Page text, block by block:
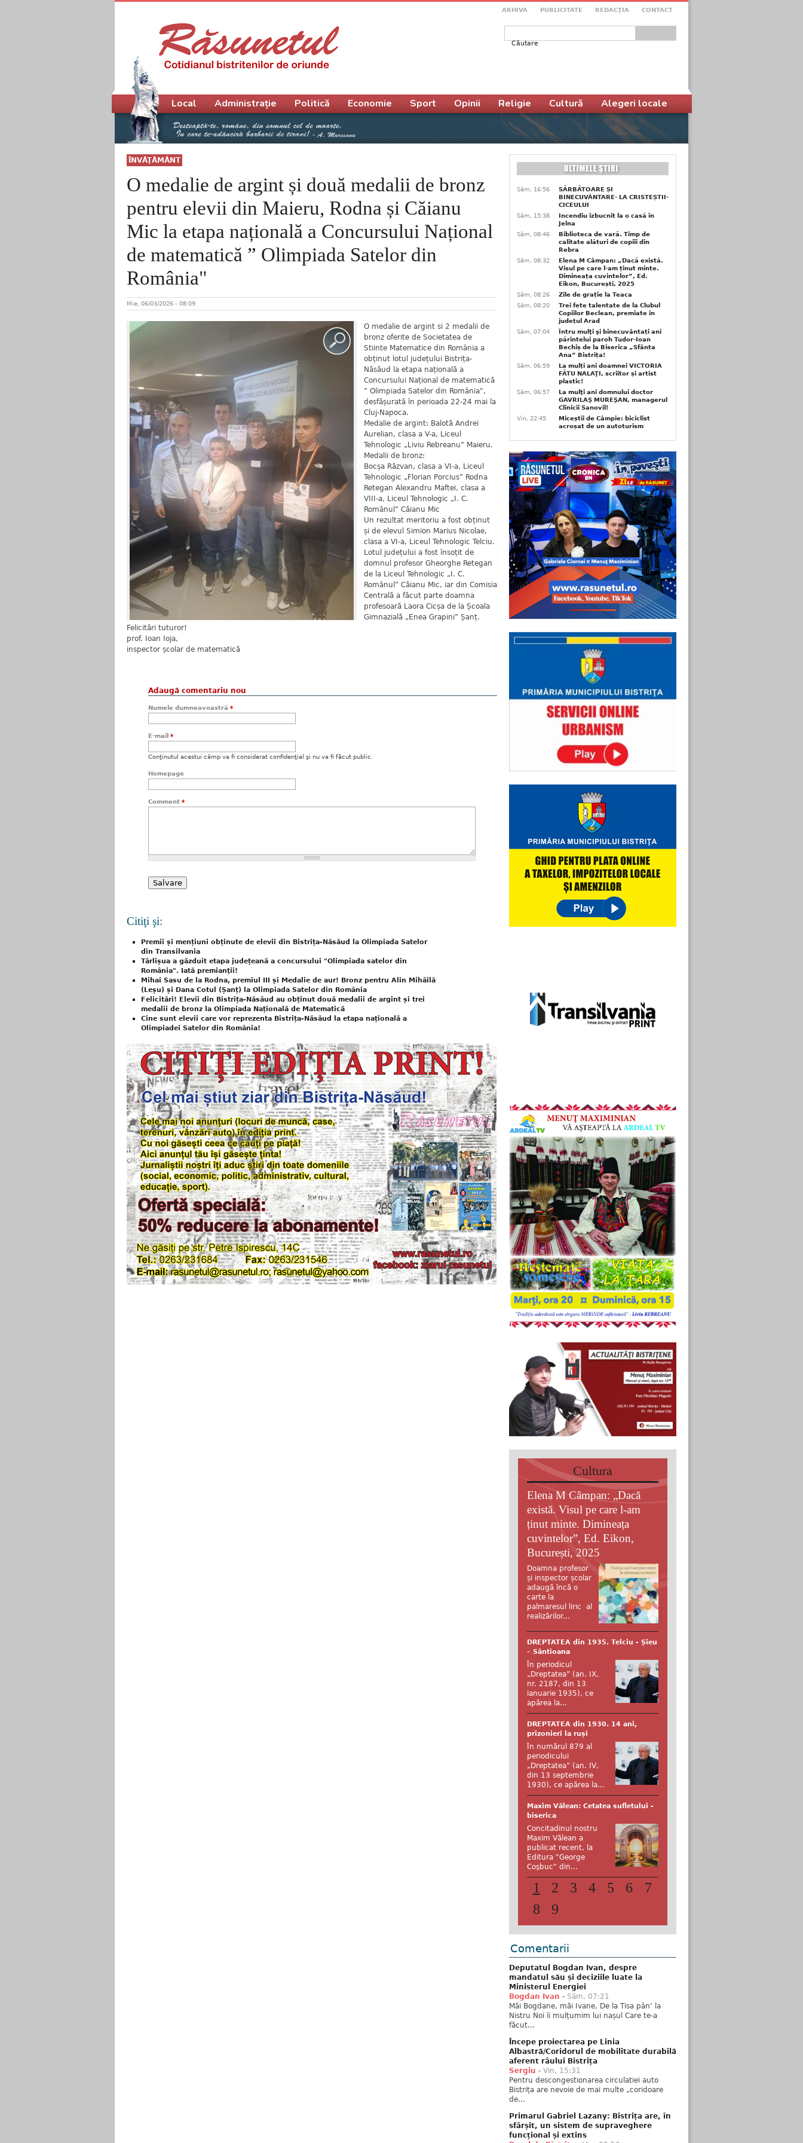
ARHIVA PUBLICITATE REDACŢIA CONTACT
Formular de căutare
ÎNVĂŢĂMÂNT
O medalie de argint și două medalii de bronz
pentru elevii din Maieru, Rodna și Căianu
Mic la etapa națională a Concursului Național
de matematică ” Olimpiada Satelor din
România"
Mie, 06/03/2026 - 08:09
O medalie de argint si 2 medalii de
bronz oferite de Societatea de
Stiinte Matematice din România a
obținut lotul județului Bistrița-
Năsăud la etapa națională a
Concursului Național de matematică
” Olimpiada Satelor din România",
desfășurată în perioada 22-24 mai la
Cluj-Napoca.
Medalie de argint: Balotă Andrei
Aurelian, clasa a V-a, Liceul
Tehnologic „Liviu Rebreanu” Maieru.
Medalii de bronz:
Bocșa Răzvan, clasa a VI-a, Liceul
Tehnologic „Florian Porcius” Rodna
Retegan Alexandru Maftei, clasa a
VIII-a, Liceul Tehnologic „I. C.
Românul” Căianu Mic
Un rezultat meritoriu a fost obținut
și de elevul Simion Marius Nicolae,
clasa a VI-a, Liceul Tehnologic Telciu.
Lotul județului a fost însoțit de
domnul profesor Gheorghe Retegan
de la Liceul Tehnologic „I. C.
Românul” Căianu Mic, iar din Comisia
Centrală a făcut parte doamna
profesoară Laora Cicșa de la Școala
Gimnazială „Enea Grapini” Șanț.
Felicitări tuturor!
prof. Ioan Ioja,
inspector școlar de matematică
Adaugă comentariu nou
Numele dumneavoastră *
E-mail *
Conţinutul acestui câmp va fi considerat confidenţial şi nu va fi făcut public.
Homepage
Comment *
Citiţi şi:
Premii și mențiuni obținute de elevii din Bistrița-Năsăud la Olimpiada Satelor
din Transilvania
Târlișua a găzduit etapa județeană a concursului "Olimpiada satelor din
România". Iată premianţii!
Mihai Sasu de la Rodna, premiul III și Medalie de aur! Bronz pentru Alin Mihăilă
(Leșu) și Dana Cotul (Șanț) la Olimpiada Satelor din România
Felicitări! Elevii din Bistrița-Năsăud au obținut două medalii de argint și trei
medalii de bronz la Olimpiada Națională de Matematică
Cine sunt elevii care vor reprezenta Bistrița-Năsăud la etapa națională a
Olimpiadei Satelor din România!
Meniu principal
Local Administrație Politică Economie Sport Opinii Religie Cultură Alegeri locale
Sâm, 16:56
SĂRBĂTOARE ȘI
BINECUVÂNTARE- LA CRISTEȘTII-
CICEULUI
Sâm, 15:38
Incendiu izbucnit la o casă în
Jelna
Sâm, 08:46
Biblioteca de vară. Timp de
calitate alături de copiii din
Rebra
Sâm, 08:32
Elena M Câmpan: „Dacă există.
Visul pe care l-am ținut minte.
Dimineața cuvintelor”, Ed.
Eikon, București, 2025
Sâm, 08:26
Zile de grație la Teaca
Sâm, 08:20
Trei fete talentate de la Clubul
Copiilor Beclean, premiate in
județul Arad
Sâm, 07:04
Întru mulţi şi binecuvântați ani
părintelui paroh Tudor-Ioan
Bechiș de la Biserica „Sfânta
Ana” Bistrița!
Sâm, 06:59
La mulți ani doamnei VICTORIA
FĂTU NALAŢI, scriitor și artist
plastic!
Sâm, 06:57
La mulţi ani domnului doctor
GAVRILAŞ MUREŞAN, managerul
Clinicii Sanovil!
Vin, 22:45
Miceștii de Câmpie: biciclist
acroșat de un autoturism
Cultura
Elena M Câmpan: „Dacă
există. Visul pe care l-am
ținut minte. Dimineața
cuvintelor”, Ed. Eikon,
București, 2025
Doamna profesor
și inspector școlar
adaugă încă o
carte la
palmaresul liric al
realizărilor...
DREPTATEA din 1935. Telciu - Șieu
– Sântioana
În periodicul
„Dreptatea” (an. IX,
nr. 2187, din 13
ianuarie 1935), ce
apărea la...
DREPTATEA din 1930. 14 ani,
prizonieri la ruși
În numărul 879 al
periodicului
„Dreptatea” (an. IV,
din 13 septembrie
1930), ce apărea la...
Maxim Vălean: Cetatea sufletului -
biserica
Concitadinul nostru
Maxim Vălean a
publicat recent, la
Editura "George
Coşbuc" din...
1 2 3 4 5 6
7
8
9
Comentarii
Deputatul Bogdan Ivan, despre
mandatul său și deciziile luate la
Ministerul Energiei
Bogdan Ivan - Sâm, 07:21
Măi Bogdane, măi Ivane, De la Tisa pân’ la
Nistru Noi îi mulțumim lui nașul Care te-a
făcut...
Începe proiectarea pe Linia
Albastră/Coridorul de mobilitate durabilă
aferent râului Bistrița
Sergiu - Vin, 15:31
Pentru descongestionarea circulatiei auto
Bistrița are nevoie de mai multe „coridoare
de...
Primarul Gabriel Lazany: Bistrița are, în
sfârșit, un sistem de supraveghere
funcțional și extins